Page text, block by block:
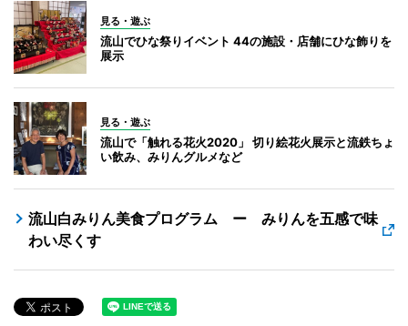
見る・遊ぶ
流山でひな祭りイベント 44の施設・店舗にひな飾りを
展示
見る・遊ぶ
流山で「触れる花火2020」 切り絵花火展示と流鉄ちょ
い飲み、みりんグルメなど
流山白みりん美食プログラム ー みりんを五感で味
わい尽くす